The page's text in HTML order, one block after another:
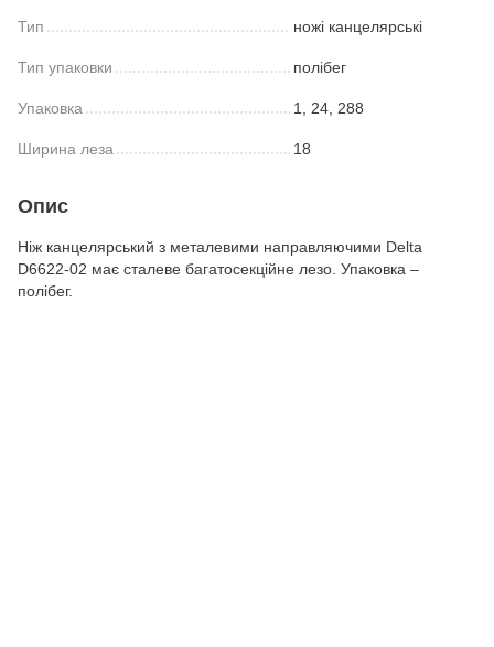
Тип ножі канцелярські
Тип упаковки полібег
Упаковка 1, 24, 288
Ширина леза 18
Опис
Ніж канцелярський з металевими направляючими Delta
D6622-02 має сталеве багатосекційне лезо. Упаковка –
полібег.